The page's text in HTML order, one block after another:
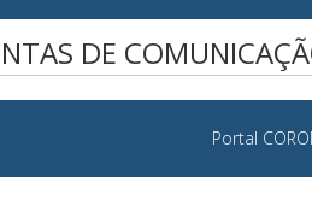
DE
Portal